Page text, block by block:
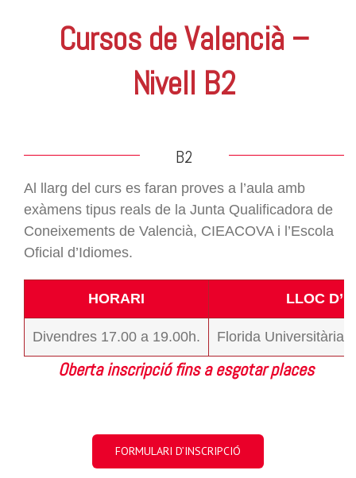
Cursos de Valencià –
Nivell B2
B2
Al llarg del curs es faran proves a l’aula amb
exàmens tipus reals de la Junta Qualificadora de
Coneixements de Valencià, CIEACOVA i l’Escola
Oficial d’Idiomes.
HORARI LLOC
Divendres 17.00 a 19.00h. Florida Universitària
Oberta inscripció fins a esgotar places
FORMULARI D’INSCRIPCIÓ